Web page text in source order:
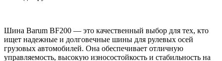
Шина Barum BF200 — это качественный выбор для тех, кто
ищет надежные и долговечные шины для рулевых осей
грузовых автомобилей. Она обеспечивает отличную
управляемость, высокую износостойкость и стабильность на